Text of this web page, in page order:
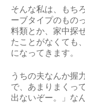
そんな私は、もち
ーブタイプのもの
料類とか、家中探
たことがなくても
になってきます。
うちの夫なんか握
で、あまりまくっ
出ないぞー。」な